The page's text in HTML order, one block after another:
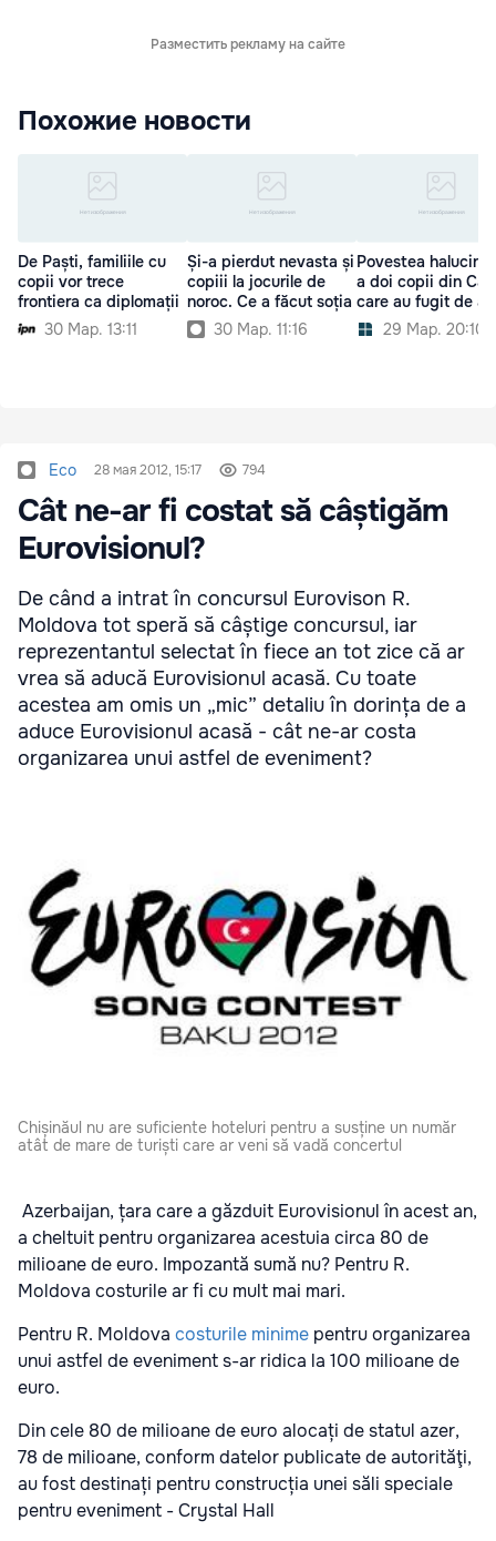
Разместить рекламу на сайте
Похожие новости
De Paști, familiile cu
copii vor trece
frontiera ca diplomații
30 Мар. 13:11
Și-a pierdut nevasta și
copiii la jocurile de
noroc. Ce a făcut soția
30 Мар. 11:16
Povestea
a doi copii din
care au fugit de
29 Мар. 20:10
Eco 28 мая 2012, 15:17 794
Cât ne-ar fi costat să câștigăm
Eurovisionul?
De când a intrat în concursul Eurovison R.
Moldova tot speră să câștige concursul, iar
reprezentantul selectat în fiece an tot zice că ar
vrea să aducă Eurovisionul acasă. Cu toate
acestea am omis un „mic” detaliu în dorința de a
aduce Eurovisionul acasă - cât ne-ar costa
organizarea unui astfel de eveniment?
Chișinăul nu are suficiente hoteluri pentru a susține un număr
atât de mare de turiști care ar veni să vadă concertul
Azerbaijan, țara care a găzduit Eurovisionul în acest an,
a cheltuit pentru organizarea acestuia circa 80 de
milioane de euro. Impozantă sumă nu? Pentru R.
Moldova costurile ar fi cu mult mai mari.
Pentru R. Moldova costurile minime pentru organizarea
unui astfel de eveniment s-ar ridica la 100 milioane de
euro.
Din cele 80 de milioane de euro alocați de statul azer,
78 de milioane, conform datelor publicate de autorităţi,
au fost destinați pentru construcția unei săli speciale
pentru eveniment - Crystal Hall